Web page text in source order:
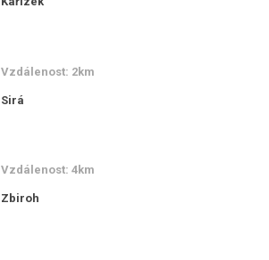
Vzdálenost: 2km
Sirá
Vzdálenost: 4km
Zbiroh